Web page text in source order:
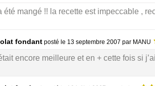
été mangé !! la recette est impeccable ,
fondant posté le 13 septembre 2007 par MANU
encore meilleure et en + cette fois si